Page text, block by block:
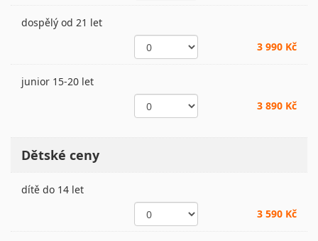
dospělý od 21 let
3 990 Kč
junior 15-20 let
3 890 Kč
Dětské ceny
dítě do 14 let
3 590 Kč